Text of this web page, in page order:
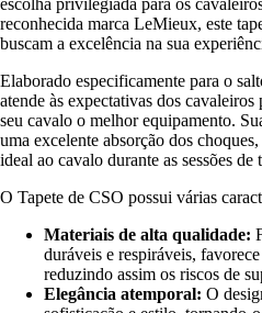
reconhecida marca LeMieux, este
buscam a excelência na sua
Elaborado especificamente para o
atende às expectativas dos
seu cavalo o melhor equipamento.
uma excelente absorção dos
ideal ao cavalo durante as sessões
O Tapete de CSO possui várias
Materiais de alta qualidade:
duráveis e respiráveis,
reduzindo assim os riscos de
Elegância atemporal: O